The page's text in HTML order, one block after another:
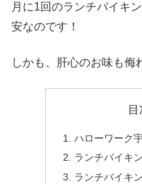
月に1回のランチバイキ
安なのです！
しかも、肝心のお味も侮
目
ハローワーク
ランチバイキ
ランチバイキ